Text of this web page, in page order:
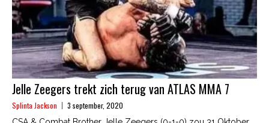
Jelle Zeegers trekt zich terug van ATLAS MMA 7
Splinta Jackson 3 september, 2020